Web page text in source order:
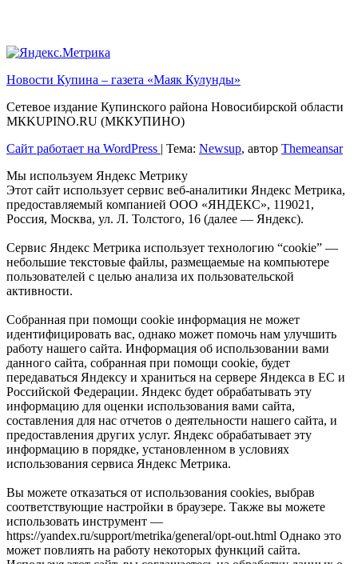
Новости Купина – газета «Маяк Кулунды»
Сетевое издание Купинского района Новосибирской области
МКKUPINO.RU (МККУПИНО)
Сайт работает на WordPress
Тема: Newsup, автор Themeansar
Мы используем Яндекс Метрику
Этот сайт использует сервис веб-аналитики Яндекс Метрика,
предоставляемый компанией ООО «ЯНДЕКС», 119021,
Россия, Москва, ул. Л. Толстого, 16 (далее — Яндекс).
Сервис Яндекс Метрика использует технологию “cookie” —
небольшие текстовые файлы, размещаемые на компьютере
пользователей с целью анализа их пользовательской
активности.
Собранная при помощи cookie информация не может
идентифицировать вас, однако может помочь нам улучшить
работу нашего сайта. Информация об использовании вами
данного сайта, собранная при помощи cookie, будет
передаваться Яндексу и храниться на сервере Яндекса в ЕС и
Российской Федерации. Яндекс будет обрабатывать эту
информацию для оценки использования вами сайта,
составления для нас отчетов о деятельности нашего сайта, и
предоставления других услуг. Яндекс обрабатывает эту
информацию в порядке, установленном в условиях
использования сервиса Яндекс Метрика.
Вы можете отказаться от использования cookies, выбрав
соответствующие настройки в браузере. Также вы можете
использовать инструмент —
https://yandex.ru/support/metrika/general/opt-out.html Однако это
может повлиять на работу некоторых функций сайта.